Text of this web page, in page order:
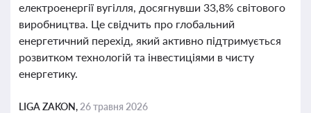
електроенергії вугілля, досягнувши 33,8% світового
виробництва. Це свідчить про глобальний
енергетичний перехід, який активно підтримується
розвитком технологій та інвестиціями в чисту
енергетику.
LIGA ZAKON, 26 травня 2026